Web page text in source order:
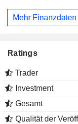
Mehr Finanzdaten
Ratings
Trader
Investment
Gesamt
Qualität der